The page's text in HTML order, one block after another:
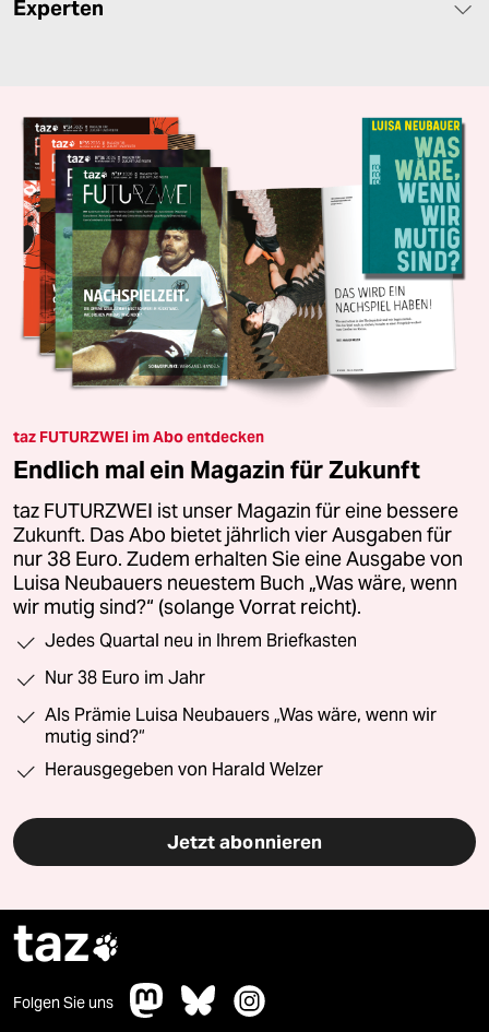
Experten
taz FUTURZWEI im Abo entdecken
Endlich mal ein Magazin für Zukunft
taz FUTURZWEI ist unser Magazin für eine bessere
Zukunft. Das Abo bietet jährlich vier Ausgaben für
nur 38 Euro. Zudem erhalten Sie eine Ausgabe von
Luisa Neubauers neuestem Buch „Was wäre, wenn
wir mutig sind?“ (solange Vorrat reicht).
Jedes Quartal neu in Ihrem Briefkasten
Nur 38 Euro im Jahr
Als Prämie Luisa Neubauers „Was wäre, wenn wir
mutig sind?“
Herausgegeben von Harald Welzer
Jetzt abonnieren
taz
Folgen Sie uns